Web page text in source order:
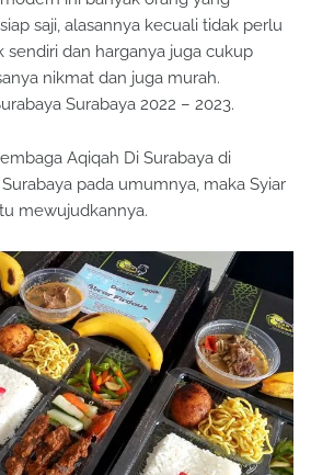
saji, alasannya kecuali tidak perlu
dan harganya juga cukup
nikmat dan juga murah.
Surabaya 2022 – 2023.
Aqiqah Di Surabaya di
pada umumnya, maka Syiar
mewujudkannya.